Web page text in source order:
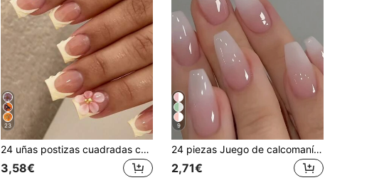
23
24 uñas postizas cuadradas cortas, arte de uñas floral rosa francés amarillo, kit de uñas acrílicas de aleación de cromo lindo con gel de gelatina y lima de uñas incluidos, adecuado para uso diario, citas y fiestas de mujeres
3,58€
9
24 piezas Juego de calcomanías para uñas de estilo francés con degradado rosa, diseño minimalista y elegante, adecuado para vacaciones, fiestas, citas y uso diario
2,71€